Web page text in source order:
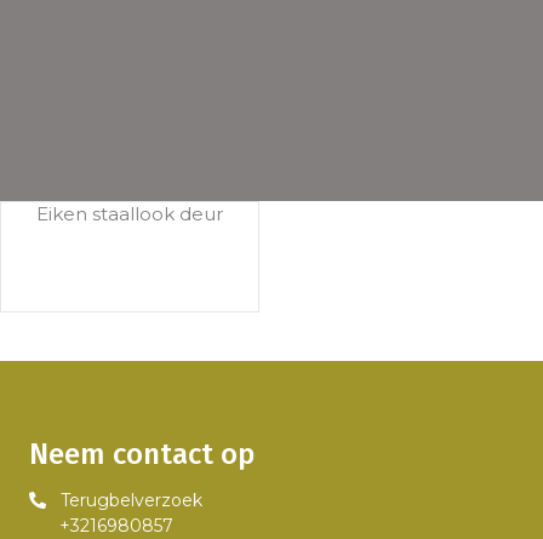
Eiken staallook deur
Neem contact op
Terugbelverzoek
+3216980857